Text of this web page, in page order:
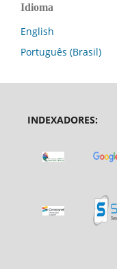
Idioma
English
Português (Brasil)
INDEXADORES: